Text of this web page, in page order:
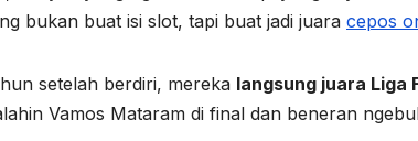
bukan buat isi slot, tapi buat jadi juara cepos
setelah berdiri, mereka langsung juara Liga
Vamos Mataram di final dan beneran